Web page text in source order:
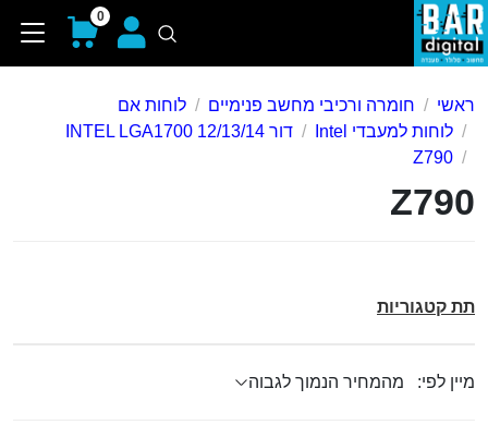
0
ראשי חומרה ורכיבי מחשב פנימיים
לוחות אם
לוחות למעבדי Intel
דור 12/13/14 INTEL LGA1700
Z790
Z790
תת קטגוריות
מיין לפי: